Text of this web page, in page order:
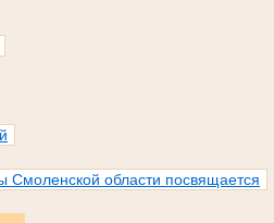
Смоленской области посвящается